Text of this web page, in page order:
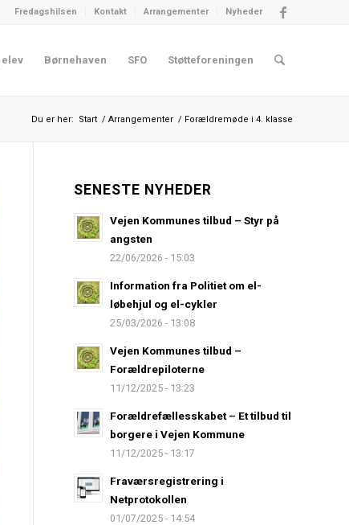
Fredagshilsen Kontakt Arrangementer Nyheder
elev Børnehaven SFO Støtteforeningen
Du er her: Start / Arrangementer / Forældremøde i 4. klasse
SENESTE NYHEDER
Vejen Kommunes tilbud – Styr på
angsten
22/06/2026 - 15:03
Information fra Politiet om el-
løbehjul og el-cykler
25/03/2026 - 13:08
Vejen Kommunes tilbud –
Forældrepiloterne
11/12/2025 - 13:23
Forældrefællesskabet – Et tilbud til
borgere i Vejen Kommune
11/12/2025 - 13:17
Fraværsregistrering i
Netprotokollen
01/07/2025 - 14:54